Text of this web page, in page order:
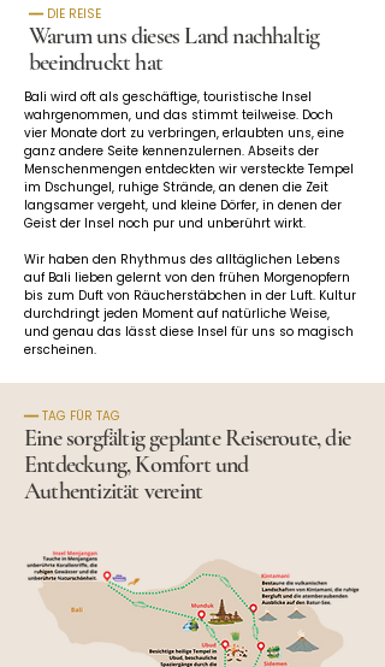
━━ DIE REISE
Warum uns dieses Land nachhaltig
beeindruckt hat
Bali wird oft als geschäftige, touristische Insel
wahrgenommen, und das stimmt teilweise. Doch
vier Monate dort zu verbringen, erlaubten uns, eine
ganz andere Seite kennenzulernen. Abseits der
Menschenmengen entdeckten wir versteckte Tempel
im Dschungel, ruhige Strände, an denen die Zeit
langsamer vergeht, und kleine Dörfer, in denen der
Geist der Insel noch pur und unberührt wirkt.
Wir haben den Rhythmus des alltäglichen Lebens
auf Bali lieben gelernt von den frühen Morgenopfern
bis zum Duft von Räucherstäbchen in der Luft. Kultur
durchdringt jeden Moment auf natürliche Weise,
und genau das lässt diese Insel für uns so magisch
erscheinen.
━━ TAG FÜR TAG
Eine sorgfältig geplante Reiseroute, die
Entdeckung, Komfort und
Authentizität vereint